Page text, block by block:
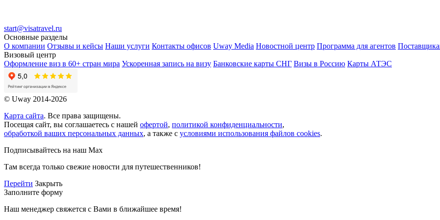
start@visatravel.ru
Основные разделы
О компании Отзывы и кейсы Наши услуги Контакты офисов Uway Media Новостной центр Программа для агентов
Визовый центр
Оформление виз в 60+ стран мира Ускоренная запись на визу Банковские карты СНГ Визы в Россию Карты АТЭС
© Uway 2014-2026
Карта сайта. Все права защищены.
Посещая сайт, вы соглашаетесь с нашей офертой, политикой конфиденциальности,
обработкой ваших персональных данных, а также с условиями использования файлов cookies.
Подписывайтесь на наш Max
Там всегда только свежие новости для путешественников!
Перейти Закрыть
Заполните форму
Наш менеджер свяжется с Вами в ближайшее время!